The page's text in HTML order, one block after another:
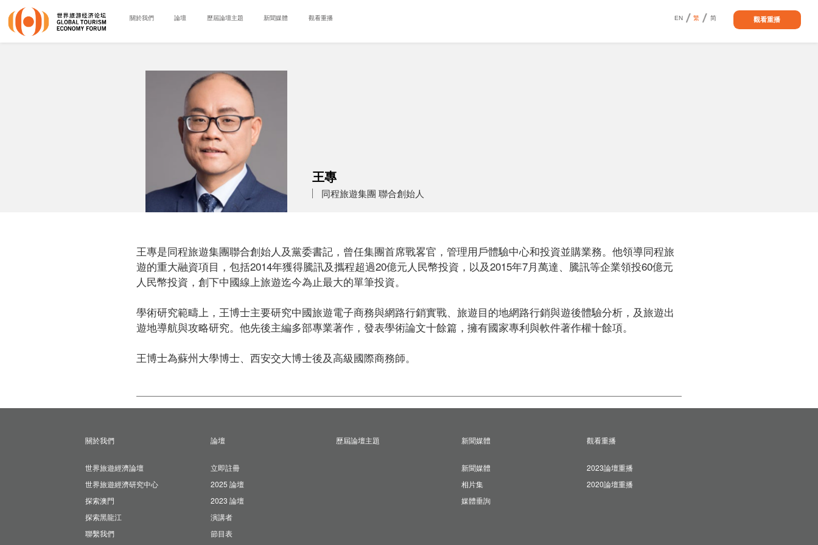
關於我們 論壇 歷屆論壇主題 新聞媒體 觀看重播 EN 繁 简 觀看重播
王專
同程旅遊集團 聯合創始人
王專是同程旅遊集團聯合創始人及黨委書記，曾任集團首席戰畧官，管理用戶體驗中心和投資並購業務。他領導同程旅
遊的重大融資項目，包括2014年獲得騰訊及攜程超過20億元人民幣投資，以及2015年7月萬達、騰訊等企業領投60億元
人民幣投資，創下中國線上旅遊迄今為止最大的單筆投資。
學術研究範疇上，王博士主要研究中國旅遊電子商務與網路行銷實戰、旅遊目的地網路行銷與遊後體驗分析，及旅遊出
遊地導航與攻略研究。他先後主編多部專業著作，發表學術論文十餘篇，擁有國家專利與軟件著作權十餘項。
王博士為蘇州大學博士、西安交大博士後及高級國際商務師。
關於我們
世界旅遊經濟論壇
世界旅遊經濟研究中心
探索澳門
探索黑龍江
聯繫我們
論壇
立即註冊
2025 論壇
2023 論壇
演講者
節目表
歷屆論壇主題 新聞媒體
新聞媒體
相片集
媒體垂詢
觀看重播
2023論壇重播
2020論壇重播